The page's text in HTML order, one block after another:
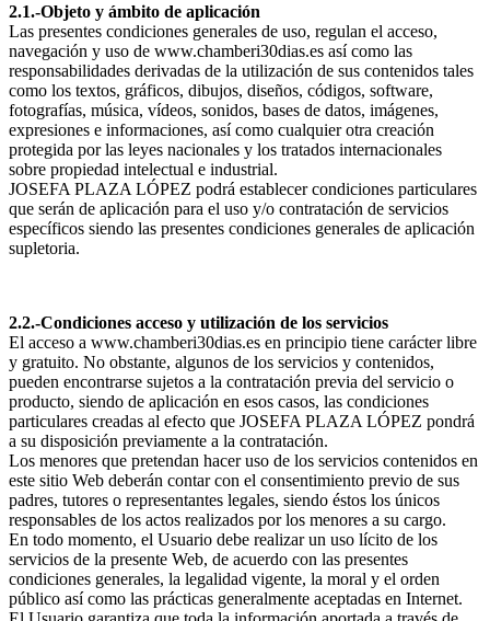
2.1.-Objeto y ámbito de aplicación
Las presentes condiciones generales de uso, regulan el acceso,
navegación y uso de www.chamberi30dias.es así como las
responsabilidades derivadas de la utilización de sus contenidos tales
como los textos, gráficos, dibujos, diseños, códigos, software,
fotografías, música, vídeos, sonidos, bases de datos, imágenes,
expresiones e informaciones, así como cualquier otra creación
protegida por las leyes nacionales y los tratados internacionales
sobre propiedad intelectual e industrial.
JOSEFA PLAZA LÓPEZ podrá establecer condiciones particulares
que serán de aplicación para el uso y/o contratación de servicios
específicos siendo las presentes condiciones generales de aplicación
supletoria.
2.2.-Condiciones acceso y utilización de los servicios
El acceso a www.chamberi30dias.es en principio tiene carácter libre
y gratuito. No obstante, algunos de los servicios y contenidos,
pueden encontrarse sujetos a la contratación previa del servicio o
producto, siendo de aplicación en esos casos, las condiciones
particulares creadas al efecto que JOSEFA PLAZA LÓPEZ pondrá
a su disposición previamente a la contratación.
Los menores que pretendan hacer uso de los servicios contenidos en
este sitio Web deberán contar con el consentimiento previo de sus
padres, tutores o representantes legales, siendo éstos los únicos
responsables de los actos realizados por los menores a su cargo.
En todo momento, el Usuario debe realizar un uso lícito de los
servicios de la presente Web, de acuerdo con las presentes
condiciones generales, la legalidad vigente, la moral y el orden
público así como las prácticas generalmente aceptadas en Internet.